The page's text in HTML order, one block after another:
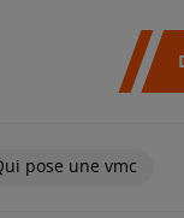
pose une vmc